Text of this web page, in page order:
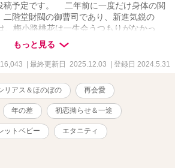
稿予定です。 二年前に一度だけ身体の関
階堂財閥の御曹司であり、新進気鋭の
、梅小路桃花は一生会うつもりがなかっ
が現れて、多額の報酬を渡す代わりに、す
た総悟の専属秘書に戻ってほしいと依頼さ
桃花は、総悟との間に出来た子どもを産ん
御曹司・二階堂総悟(27) × 生真面目な
とある事情で離れざるを得なかった
、子どもと一緒に家族皆で幸せになるまで
ルファポリス先行作品。 （ムーンライト
稿）
もっと見る
| 最終更新日 2025.12.03 | 登録日 2024.5.31
リアス＆ほのぼの 再会愛
年の差 初恋拗らせ＆一途
ットベビー エタニティ